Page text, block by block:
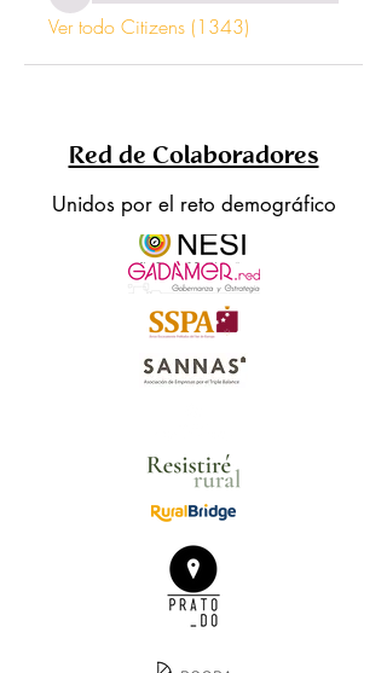
Ver todo Citizens (1343)
Red de Colaboradores
Unidos por el reto demográfico